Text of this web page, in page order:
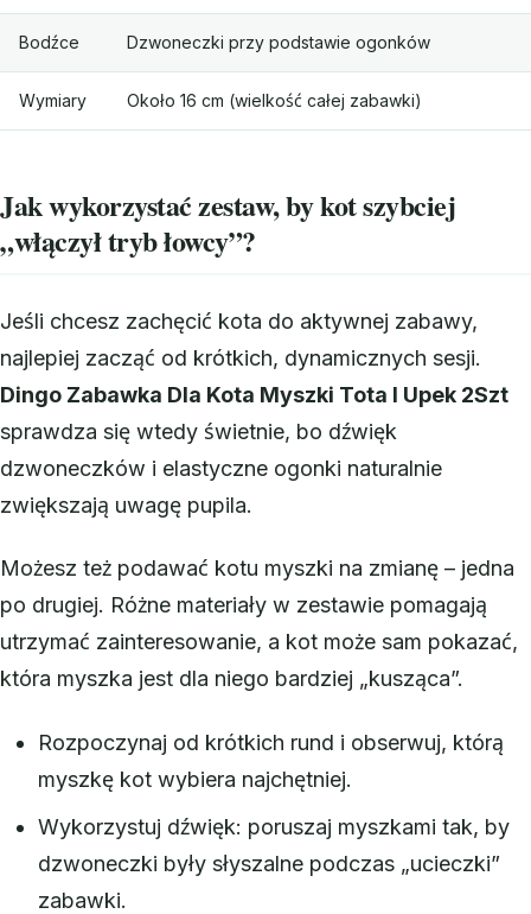
Bodźce Dzwoneczki przy podstawie ogonków
Wymiary Około 16 cm (wielkość całej zabawki)
Jak wykorzystać zestaw, by kot szybciej
„włączył tryb łowcy”?
Jeśli chcesz zachęcić kota do aktywnej zabawy,
najlepiej zacząć od krótkich, dynamicznych sesji.
Dingo Zabawka Dla Kota Myszki Tota I Upek 2Szt
sprawdza się wtedy świetnie, bo dźwięk
dzwoneczków i elastyczne ogonki naturalnie
zwiększają uwagę pupila.
Możesz też podawać kotu myszki na zmianę – jedna
po drugiej. Różne materiały w zestawie pomagają
utrzymać zainteresowanie, a kot może sam pokazać,
która myszka jest dla niego bardziej „kusząca”.
Rozpoczynaj od krótkich rund i obserwuj, którą
myszkę kot wybiera najchętniej.
Wykorzystuj dźwięk: poruszaj myszkami tak, by
dzwoneczki były słyszalne podczas „ucieczki”
zabawki.